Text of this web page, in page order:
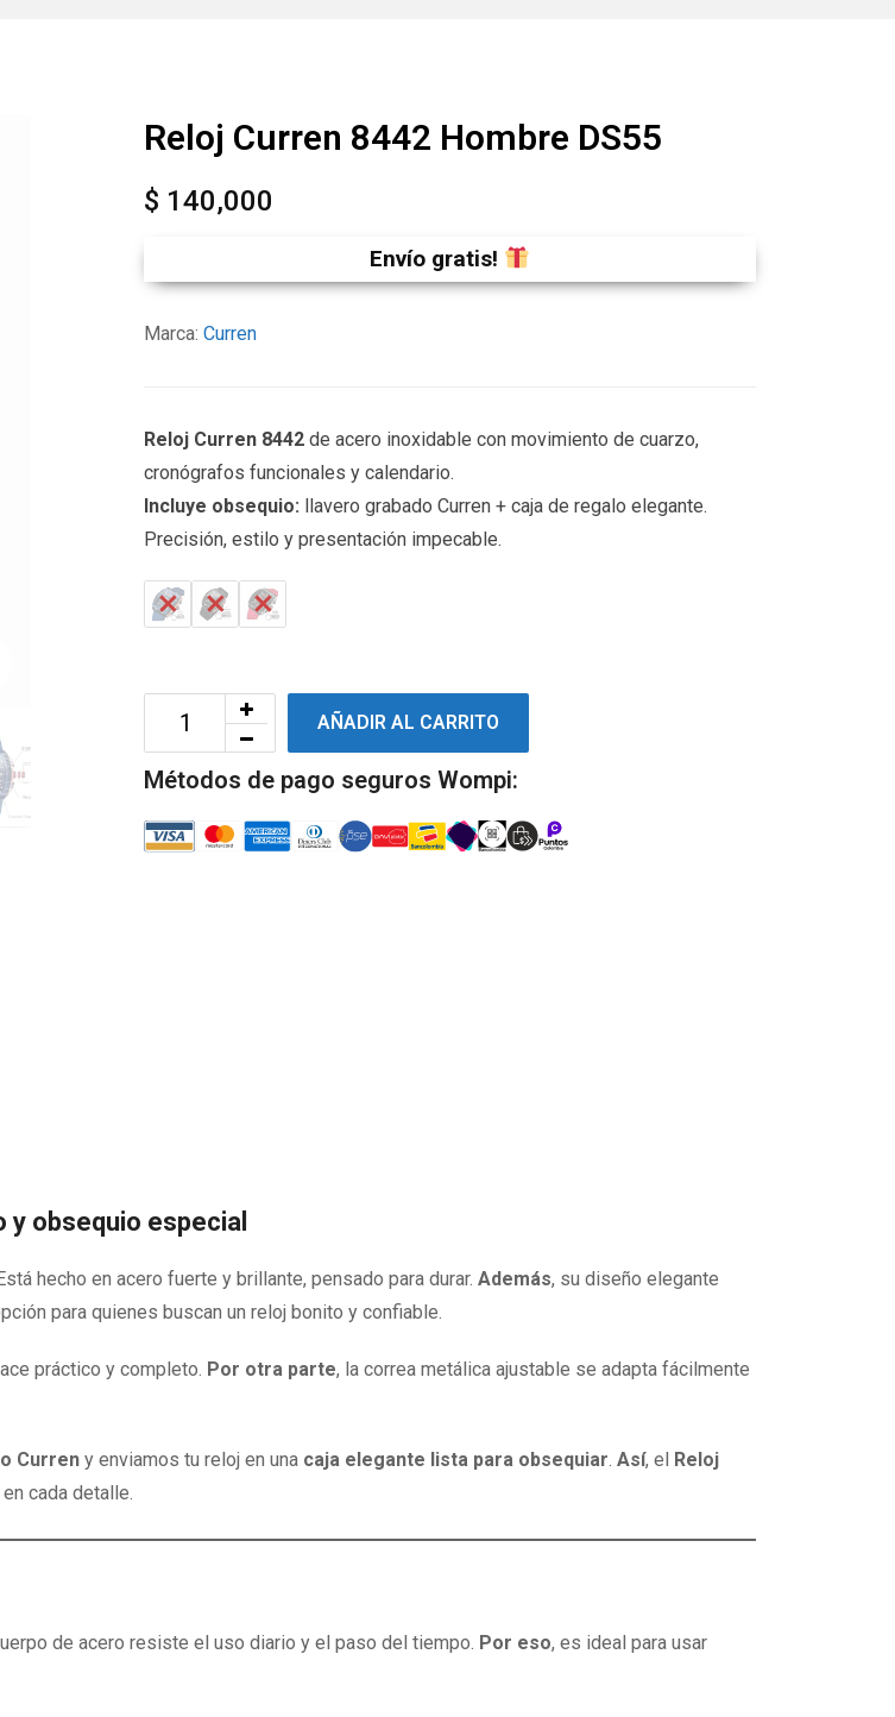
Reloj Curren 8442 Hombre DS55
$ 140,000
Envío gratis!
Marca: Curren
Reloj Curren 8442 de acero inoxidable con movimiento de cuarzo,
cronógrafos funcionales y calendario.
Incluye obsequio: llavero grabado Curren + caja de regalo elegante.
Precisión, estilo y presentación impecable.
AÑADIR AL CARRITO
Métodos de pago seguros Wompi:
y obsequio especial
hecho en acero fuerte y brillante, pensado para durar. Además, su diseño elegante
para quienes buscan un reloj bonito y confiable.
práctico y completo. Por otra parte, la correa metálica ajustable se adapta fácilmente
Curren y enviamos tu reloj en una caja elegante lista para obsequiar. Así, el
Reloj
cada detalle.
de acero resiste el uso diario y el paso del tiempo. Por eso, es ideal para usar